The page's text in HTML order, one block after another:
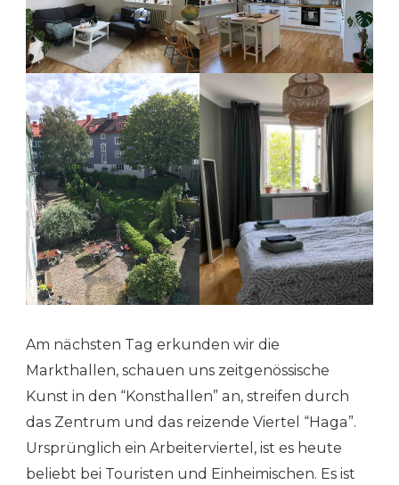
Am nächsten Tag erkunden wir die
Markthallen, schauen uns zeitgenössische
Kunst in den “Konsthallen” an, streifen durch
das Zentrum und das reizende Viertel “Haga”.
Ursprünglich ein Arbeiterviertel, ist es heute
beliebt bei Touristen und Einheimischen. Es ist